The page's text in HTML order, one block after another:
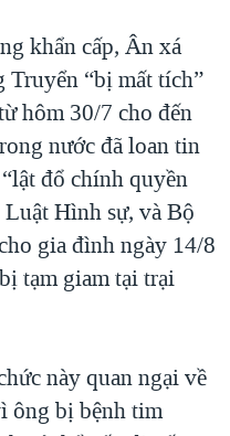
khẩn cấp, Ân xá
Truyển “bị mất tích”
hôm 30/7 cho đến
nước đã loan tin
đổ chính quyền
Hình sự, và Bộ
gia đình ngày 14/8
tạm giam tại trại
này quan ngại về
ông bị bệnh tim